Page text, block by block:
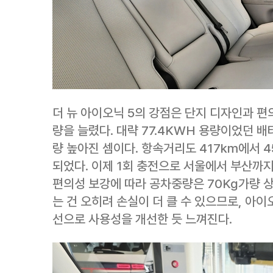
더 뉴 아이오닉 5의 강점은 단지 디자인과
량을 늘렸다. 대략 77.4KWH 용량이었던
량 높아진 셈이다. 항속거리도 417km에서
되었다. 이제 1회 충전으로 서울에서 부산까
편의성 보강에 따라 공차중량은 70Kg가량
는 건 오히려 손실이 더 클 수 있으므로, 아
선으로 사용성을 개선한 듯 느껴진다.